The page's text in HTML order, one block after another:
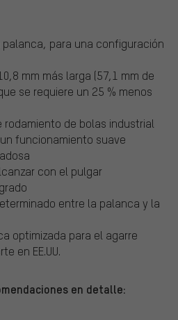
para una configuración
mm más larga (57,1 mm de
se requiere un 25 % menos
de bolas industrial
funcionamiento suave
con el pulgar
entre la palanca y la
optimizada para el agarre
en EE.UU.
en detalle: